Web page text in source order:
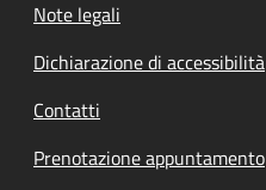
Note legali
Dichiarazione di accessibilità
Contatti
Prenotazione appuntamento